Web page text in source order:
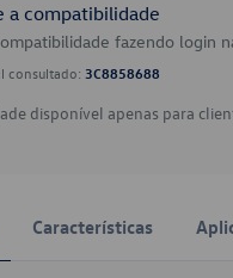
a compatibilidade
fazendo login
consultado: 3C8858688
disponível apenas para
Características